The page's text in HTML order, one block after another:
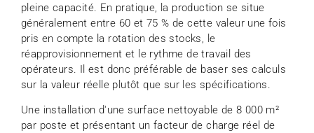
pleine capacité. En pratique, la production se situe
généralement entre 60 et 75 % de cette valeur une fois
pris en compte la rotation des stocks, le
réapprovisionnement et le rythme de travail des
opérateurs. Il est donc préférable de baser ses calculs
sur la valeur réelle plutôt que sur les spécifications.
Une installation d'une surface nettoyable de 8 000 m²
par poste et présentant un facteur de charge réel de